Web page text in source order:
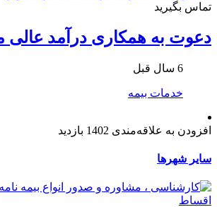
تماس بگیرید
دعوت به همکاری درآمد عالی
6 سال قبل
خدمات بیمه
افزودن به علاقه‌مندی 1402 بازدید
سایر شهرها